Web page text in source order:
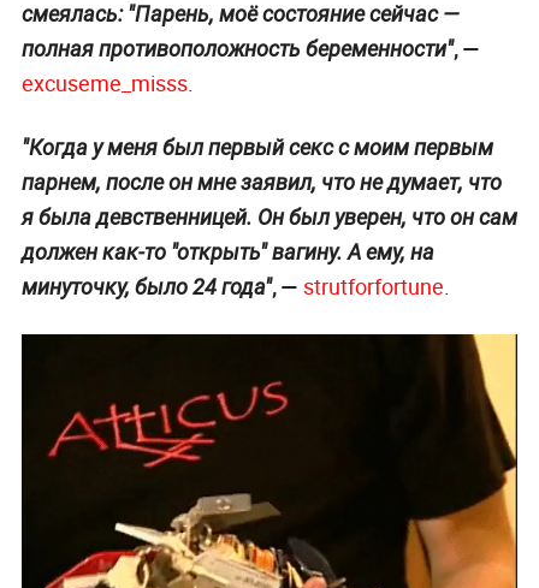
смеялась: "Парень, моё состояние сейчас —
полная противоположность беременности", —
excuseme_misss.
"Когда у меня был первый секс с моим первым
парнем, после он мне заявил, что не думает, что
я была девственницей. Он был уверен, что он сам
должен как-то "открыть" вагину. А ему, на
минуточку, было 24 года", — strutforfortune.